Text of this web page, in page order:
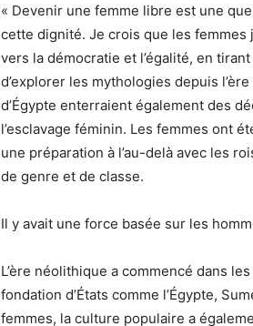
« Devenir une femme libre est une
cette dignité. Je crois que les
vers la démocratie et l’égalité, en
d’explorer les mythologies depuis
d’Égypte enterraient également des
l’esclavage féminin. Les femmes ont
une préparation à l’au-delà avec les
de genre et de classe.
Il y avait une force basée sur les
L’ère néolithique a commencé dans
fondation d’États comme l’Égypte,
femmes, la culture populaire a